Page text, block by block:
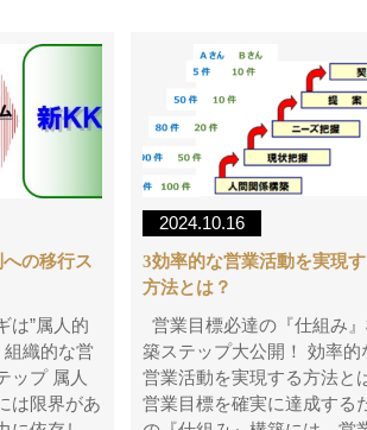
の移行ス
は”属人的
組織的な営
ップ 属人
は限界があ
2024.10.16
3効率的な営業活動を実現
方法とは？
営業目標必達の『仕組み
築ステップ大公開！ 効率的
営業活動を実現する方法と
営業目標を確実に達成する